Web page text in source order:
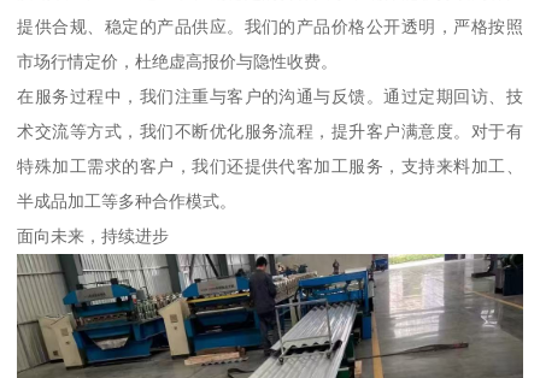
提供合规、稳定的产品供应。我们的产品价格公开透明，严格按照
市场行情定价，杜绝虚高报价与隐性收费。
在服务过程中，我们注重与客户的沟通与反馈。通过定期回访、技
术交流等方式，我们不断优化服务流程，提升客户满意度。对于有
特殊加工需求的客户，我们还提供代客加工服务，支持来料加工、
半成品加工等多种合作模式。
面向未来，持续进步